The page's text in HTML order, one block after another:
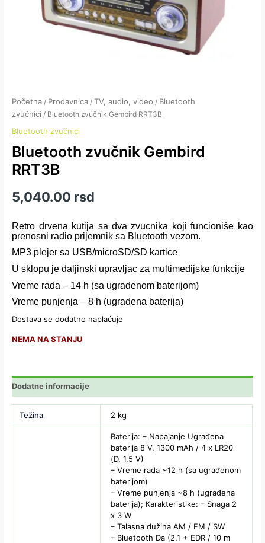
Početna / Prodavnica /TV, audio, video / Bluetooth
zvučnici / Bluetooth zvučnik Gembird RRT3B
Bluetooth zvučnici
Bluetooth zvučnik Gembird
RRT3B
5,040.00 rsd
Retro drvena kutija sa dva zvucnika koji funcioniše kao
prenosni radio prijemnik sa Bluetooth vezom.
MP3 plejer sa USB/microSD/SD kartice
U sklopu je daljinski upravljac za multimedijske funkcije
Vreme rada – 14 h (sa ugradenom baterijom)
Vreme punjenja – 8 h (ugradena baterija)
Dostava se dodatno naplaćuje
NEMA NA STANJU
Dodatne informacije
Težina 2 kg
Baterija: – Napajanje Ugrađena
baterija 8 V, 1300 mAh / 4 x LR20
(D, 1.5 V)
– Vreme rada ~12 h (sa ugrađenom
baterijom)
– Vreme punjenja ~8 h (ugrađena
baterija); Karakteristike: – Snaga 2
x 3 W
– Talasna dužina AM / FM / SW
– Bluetooth Da (2.1 + EDR / 10 m